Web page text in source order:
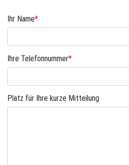
Ihr Name*
Ihre Telefonnummer*
Platz für Ihre kurze Mitteilung